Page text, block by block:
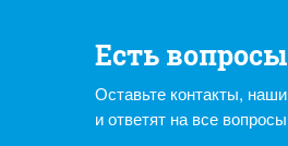
Есть
Оставьте контакты,
и ответят на все вопросы